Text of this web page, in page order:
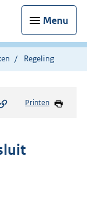
Menu
Regeling
Printen